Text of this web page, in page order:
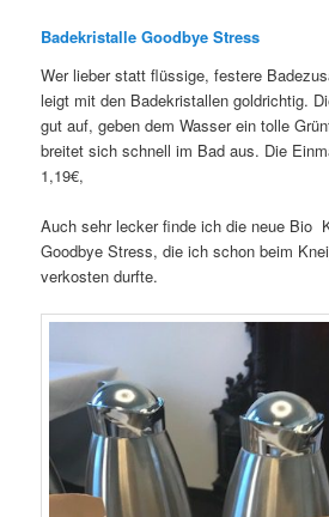
Badekristalle Goodbye Stress
Wer lieber statt flüssige, festere
leigt mit den Badekristallen goldrichtig.
gut auf, geben dem Wasser ein tolle
breitet sich schnell im Bad aus. Die
1,19€,
Auch sehr lecker finde ich die neue Bio
Goodbye Stress, die ich schon beim
verkosten durfte.